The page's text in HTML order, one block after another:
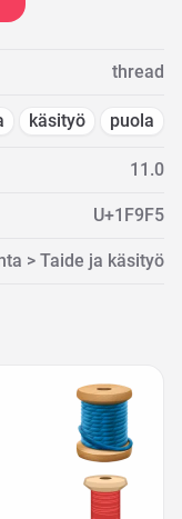
thread
käsityö puola
11.0
U+1F9F5
> Taide ja käsityö